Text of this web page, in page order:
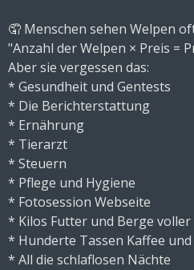
🤦 Menschen sehen Welpen
"Anzahl der Welpen × Preis =
Aber sie vergessen das:
* Gesundheit und Gentests
* Die Berichterstattung
* Ernährung
* Tierarzt
* Steuern
* Pflege und Hygiene
* Fotosession Webseite
* Kilos Futter und Berge voller
* Hunderte Tassen Kaffee
* All die schlaflosen Nächte